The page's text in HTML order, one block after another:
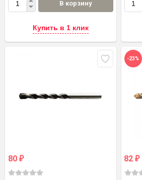
В корзину
Купить в 1 клик
80 ₽
-23%
82₽